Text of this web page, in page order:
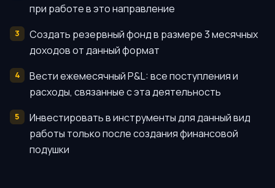
при работе в это направление
Создать резервный фонд в размере 3 месячных
доходов от данный формат
Вести ежемесячный P&L: все поступления и
расходы, связанные с эта деятельность
Инвестировать в инструменты для данный вид
работы только после создания финансовой
подушки